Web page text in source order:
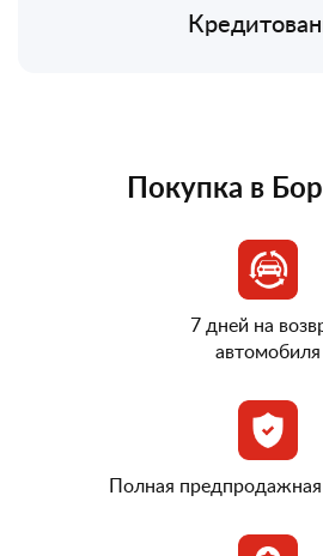
Покупка в
7 дней на
автомобиля
Полная предпродажная